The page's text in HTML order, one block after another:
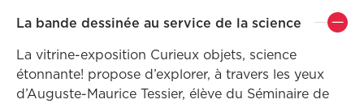
La bande dessinée au service de la science
La vitrine-exposition Curieux objets, science
étonnante! propose d’explorer, à travers les yeux
d’Auguste-Maurice Tessier, élève du Séminaire de